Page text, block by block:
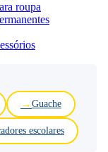
roupa
Guache
escolares